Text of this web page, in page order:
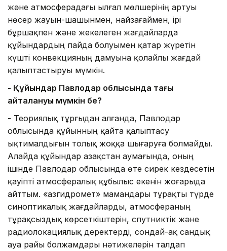
және атмосферадағы ылғал мөлшерінің артуы
нөсер жауын-шашынмен, найзағаймен, ірі
бұршақпен және жекелеген жағдайларда
құйындардың пайда болуымен қатар жүретін
күшті конвекцияның дамуына қолайлы жағдай
қалыптастыруы мүмкін.
- Құйындар Павлодар облысында тағы
қайталануы мүмкін бе?
- Теориялық тұрғыдан алғанда, Павлодар
облысында құйынның қайта қалыптасу
ықтималдығын толық жоққа шығаруға болмайды.
Алайда құйындар Қазақстан аумағында, оның
ішінде Павлодар облысында өте сирек кездесетін
қауіпті атмосфералық құбылыс екенін жоғарыда
айттым. «Қазгидромет» мамандары тұрақты түрде
синоптикалық жағдайларды, атмосфераның
тұрақсыздық көрсеткіштерін, спутниктік және
радиолокациялық деректерді, сондай-ақ сандық
ауа райы болжамдары нәтижелерін талдап